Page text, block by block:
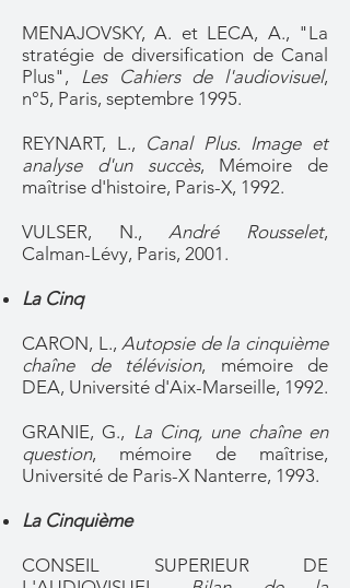
MENAJOVSKY, A. et LECA, A., "La
stratégie de diversification de Canal
Plus", Les Cahiers de l'audiovisuel,
n°5, Paris, septembre 1995.
REYNART, L., Canal Plus. Image et
analyse d'un succès, Mémoire de
maîtrise d'histoire, Paris-X, 1992.
VULSER, N.,André Rousselet,
Calman-Lévy, Paris, 2001.
La Cinq
CARON, L.,Autopsie de la cinquième
chaîne de télévision, mémoire de
DEA, Université d'Aix-Marseille, 1992.
GRANIE, G., La Cinq, une chaîne en
question, mémoire de maîtrise,
Université de Paris-X Nanterre, 1993.
La Cinquième
CONSEIL SUPERIEUR DE